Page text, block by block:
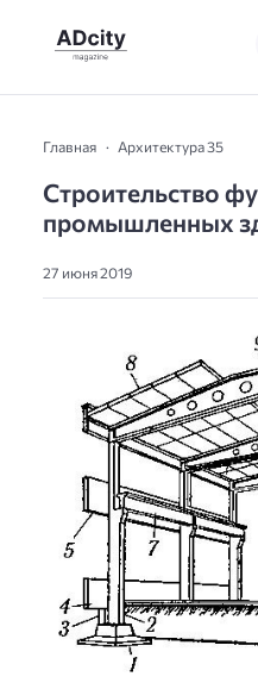
Главная Архитектура 35
Строительство
промышленных
27 июня 2019